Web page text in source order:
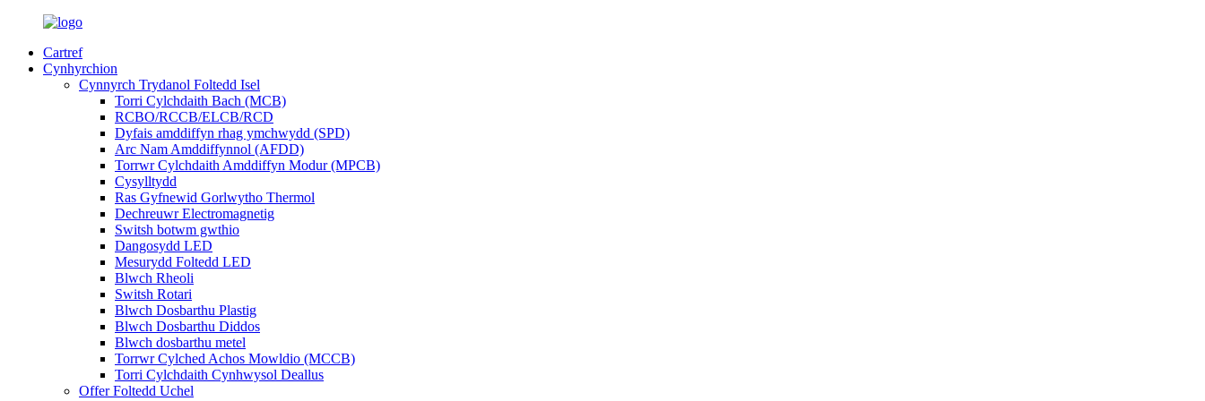
Cartref
Cynhyrchion
Cynnyrch Trydanol Foltedd Isel
Torri Cylchdaith Bach (MCB)
RCBO/RCCB/ELCB/RCD
Dyfais amddiffyn rhag ymchwydd (SPD)
Arc Nam Amddiffynnol (AFDD)
Torrwr Cylchdaith Amddiffyn Modur (MPCB)
Cysylltydd
Ras Gyfnewid Gorlwytho Thermol
Dechreuwr Electromagnetig
Switsh botwm gwthio
Dangosydd LED
Mesurydd Foltedd LED
Blwch Rheoli
Switsh Rotari
Blwch Dosbarthu Plastig
Blwch Dosbarthu Diddos
Blwch dosbarthu metel
Torrwr Cylched Achos Mowldio (MCCB)
Torri Cylchdaith Cynhwysol Deallus
Offer Foltedd Uchel